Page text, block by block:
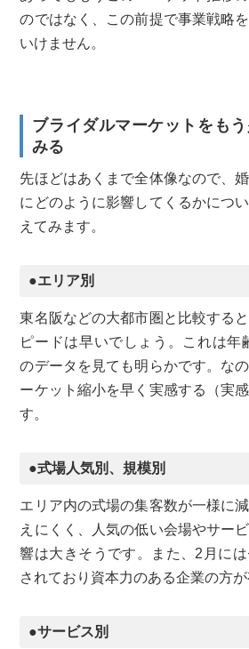
のではなく、この前提で事業戦略
いけません。
ブライダルマーケットをも
みる
先ほどはあくまで全体像なので、
にどのように影響してくるかにつ
えてみます。
●エリア別
東名阪などの大都市圏と比較する
ピードは早いでしょう。これは年
のデータを見ても明らかです。な
ーケット縮小を早く実感する（実
す。
●式場人気別、規模別
エリア内の式場の集客数が一様に
えにくく、人気の低い会場やサー
響は大きそうです。また、2月に
されており資本力のある企業の方が
●サービス別